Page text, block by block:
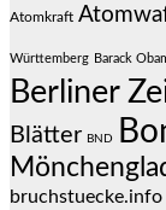
Atomkraft
Württemberg Barack
Berliner
Blätter BND
bruchstuecke.info